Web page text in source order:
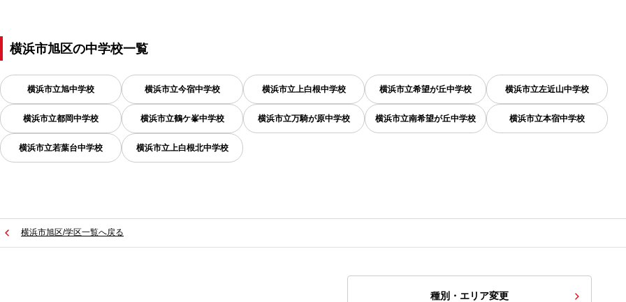
横浜市旭区の中学校一覧
横浜市立旭中学校 横浜市立今宿中学校 横浜市立上白根中学校 横浜市立希望が丘中学校 横浜市立左近山中学校
横浜市立都岡中学校 横浜市立鶴ケ峯中学校 横浜市立万騎が原中学校 横浜市立南希望が丘中学校 横浜市立本宿中学校
横浜市立若葉台中学校 横浜市立上白根北中学校
横浜市旭区/学区一覧へ戻る
種別・エリア変更